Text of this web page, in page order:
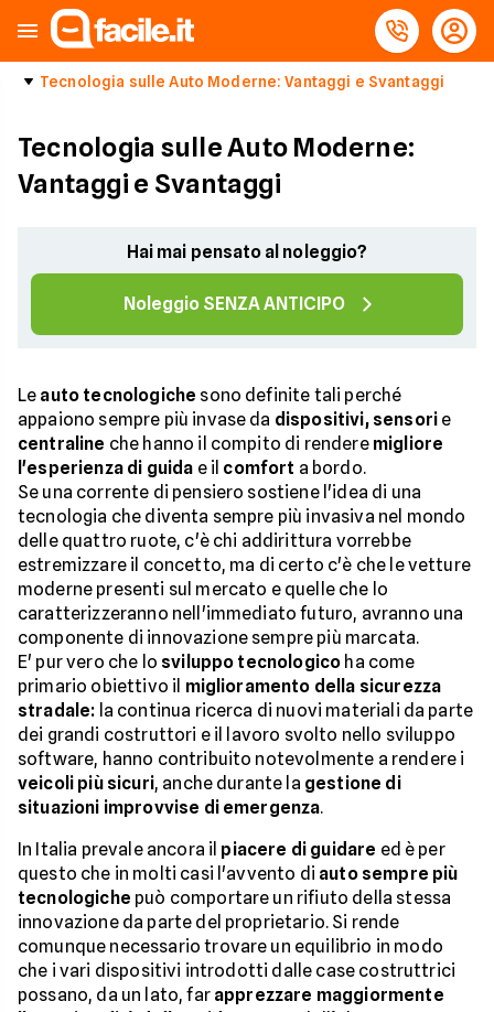
Tecnologia sulle Auto Moderne: Vantaggi e Svantaggi
Tecnologia sulle Auto Moderne:
Vantaggi e Svantaggi
Hai mai pensato al noleggio?
Noleggio SENZA ANTICIPO
Le auto tecnologiche sono definite tali perché
appaiono sempre più invase da dispositivi, sensori e
centraline che hanno il compito di rendere migliore
l'esperienza di guida e il comfort a bordo.
Se una corrente di pensiero sostiene l'idea di una
tecnologia che diventa sempre più invasiva nel mondo
delle quattro ruote, c'è chi addirittura vorrebbe
estremizzare il concetto, ma di certo c'è che le vetture
moderne presenti sul mercato e quelle che lo
caratterizzeranno nell'immediato futuro, avranno una
componente di innovazione sempre più marcata.
E' pur vero che lo sviluppo tecnologico ha come
primario obiettivo il miglioramento della sicurezza
stradale: la continua ricerca di nuovi materiali da parte
dei grandi costruttori e il lavoro svolto nello sviluppo
software, hanno contribuito notevolmente a rendere i
veicoli più sicuri, anche durante la gestione di
situazioni improvvise di emergenza.
In Italia prevale ancora il piacere di guidare ed è per
questo che in molti casi l'avvento di auto sempre più
tecnologiche può comportare un rifiuto della stessa
innovazione da parte del proprietario. Si rende
comunque necessario trovare un equilibrio in modo
che i vari dispositivi introdotti dalle case costruttrici
possano, da un lato, far apprezzare maggiormente